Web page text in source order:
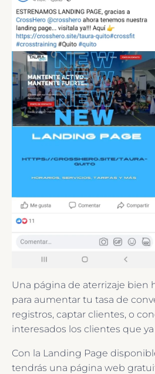
Una página de aterrizaje bien
para aumentar tu tasa de
registros, captar clientes, o
interesados los clientes que
Con la Landing Page
tendrás una página web